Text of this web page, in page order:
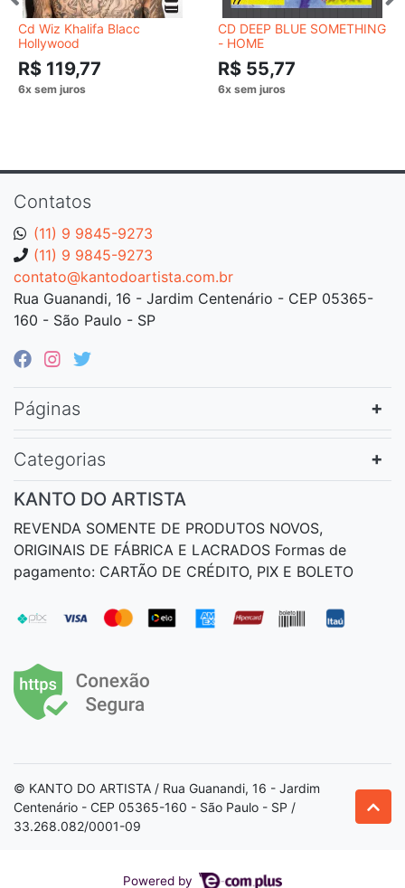
Cd Wiz Khalifa Blacc
Hollywood
R$ 119,77
CD DEEP BLUE SOMETHING
- HOME
R$ 55,77
Contatos
(11) 9 9845-9273
(11) 9 9845-9273
contato@kantodoartista.com.br
Rua Guanandi, 16 - Jardim Centenário - CEP 05365-
160 - São Paulo - SP
Páginas
Categorias
KANTO DO ARTISTA
REVENDA SOMENTE DE PRODUTOS NOVOS,
ORIGINAIS DE FÁBRICA E LACRADOS Formas de
pagamento: CARTÃO DE CRÉDITO, PIX E BOLETO
© KANTO DO ARTISTA / Rua Guanandi, 16 - Jardim
Centenário - CEP 05365-160 - São Paulo - SP /
33.268.082/0001-09
Powered by